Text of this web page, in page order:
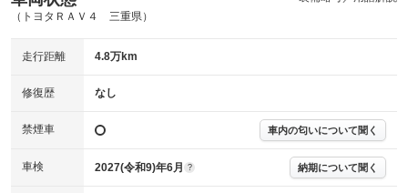
機関 主要機関に不具合はありません。
修復歴 詳細は鑑定書をご確認ください。
※グー鑑定は保証サービスではございません。購入時は必ず現車をご確認
※実際にお渡しするコンディションチェックシートにつきましては、形式
※グー鑑定の評価はあくまでも記載している鑑定日の鑑定結果となりま
す。車両情報等の詳細は各販売店へお問い合わせ下さい。
（トヨタＲＡＶ４ 三重県）
走行距離 4.8万km
修復歴 なし
禁煙車 車内の匂いについて聞く
車検 2027(令和9)年6月 ? 納期について聞く